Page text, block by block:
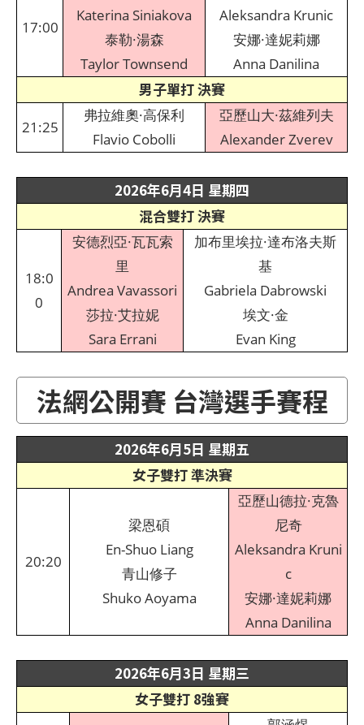
17:00
Katerina Siniakova
泰勒·湯森
Taylor Townsend
Aleksandra Krunic
安娜·達妮莉娜
Anna Danilina
男子單打 決賽
21:25
弗拉維奧·高保利
Flavio Cobolli
亞歷山大·茲維列夫
Alexander Zverev
2026年6月4日 星期四
混合雙打 決賽
18:0
0
安德烈亞·瓦瓦索
里
Andrea Vavassori
莎拉·艾拉妮
Sara Errani
加布里埃拉·達布洛夫斯
基
Gabriela Dabrowski
埃文·金
Evan King
法網公開賽 台灣選手賽程
2026年6月5日 星期五
女子雙打 準決賽
20:20
梁恩碩
En-Shuo Liang
青山修子
Shuko Aoyama
亞歷山德拉·克魯
尼奇
Aleksandra Kruni
c
安娜·達妮莉娜
Anna Danilina
2026年6月3日 星期三
女子雙打 8強賽